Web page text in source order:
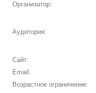
Организатор:
Аудитория:
Сайт:
Email:
Возрастное ограничение: